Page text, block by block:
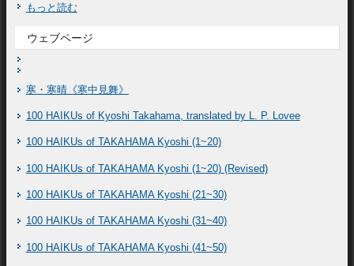
もっと読む
ウェブページ
寒・寒晴《寒中見舞》
100 HAIKUs of Kyoshi Takahama, translated by L. P. Lovee
100 HAIKUs of TAKAHAMA Kyoshi (1~20)
100 HAIKUs of TAKAHAMA Kyoshi (1~20) (Revised)
100 HAIKUs of TAKAHAMA Kyoshi (21~30)
100 HAIKUs of TAKAHAMA Kyoshi (31~40)
100 HAIKUs of TAKAHAMA Kyoshi (41~50)